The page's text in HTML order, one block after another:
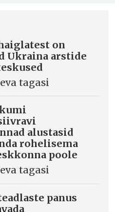
on
Ukraina arstide
tagasi
alustasid
rohelisema
poole
tagasi
panus